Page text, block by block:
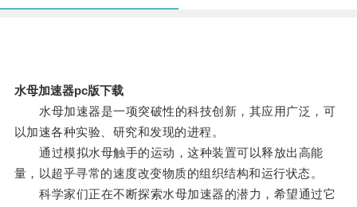
水母加速器pc版下载
水母加速器是一项突破性的科技创新，其应用广泛，可
以加速各种实验、研究和发现的进程。
通过模拟水母触手的运动，这种装置可以释放出高能
量，以超乎寻常的速度改变物质的组织结构和运行状态。
科学家们正在不断探索水母加速器的潜力，希望通过它